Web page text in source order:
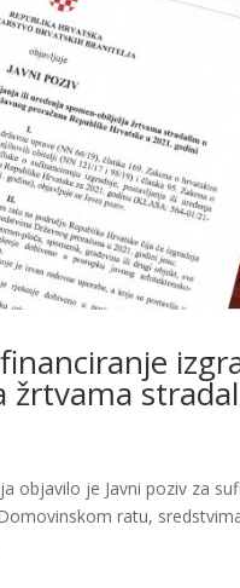
žrtvama
objavilo je Javni poziv za
ratu,